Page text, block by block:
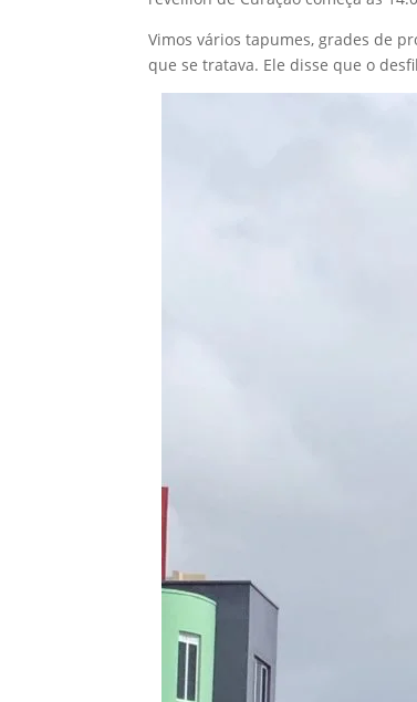
Vimos vários tapumes, grades de
que se tratava. Ele disse que o